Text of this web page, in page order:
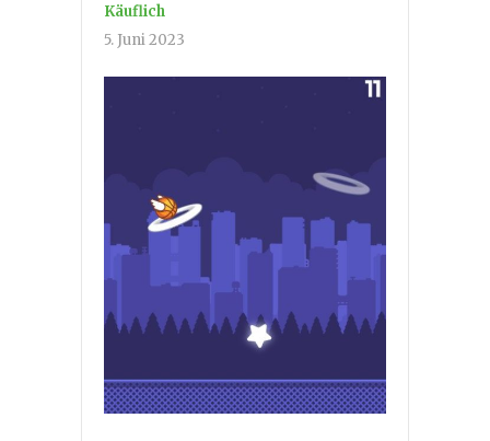
Käuflich
5. Juni 2023